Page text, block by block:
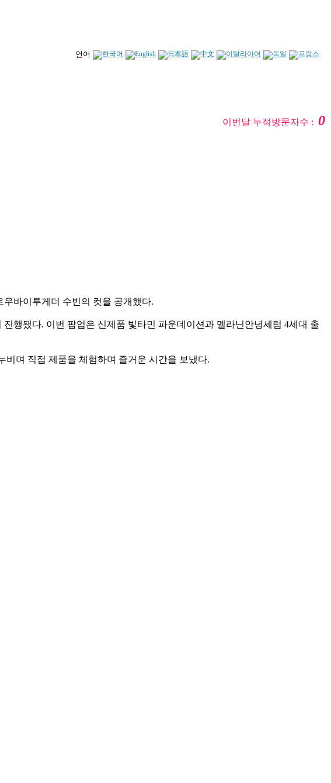
언어
이번달 누적방문자수 :0
바이투게더 수빈의 컷을 공개했다.
행됐다. 이번 팝업은 신제품 빛타민 파운데이션과 멜라닌안녕세럼 4세대 출
며 직접 제품을 체험하며 즐거운 시간을 보냈다.